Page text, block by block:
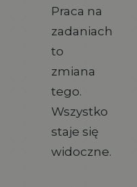
Praca na
zadaniach
to
zmiana
tego.
Wszystko
staje się
widoczne.